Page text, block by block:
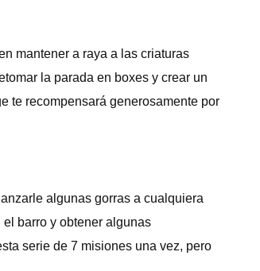
mantener a raya a las criaturas
la parada en boxes y crear un
te recompensará generosamente por
algunas gorras a cualquiera
barro y obtener algunas
serie de 7 misiones una vez, pero